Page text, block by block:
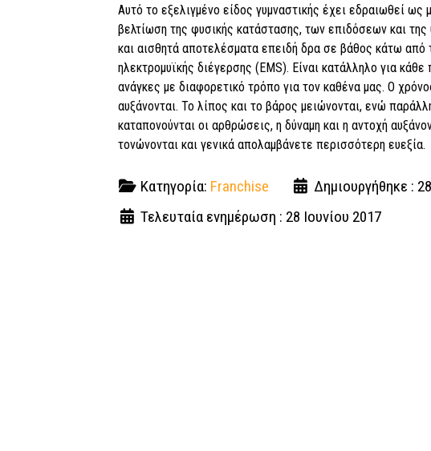
Αυτό το εξελιγμένο είδος γυμναστικής έχει εδραιωθεί ως
βελτίωση της φυσικής κατάστασης, των επιδόσεων και
και αισθητά αποτελέσματα επειδή δρα σε βάθος κάτω
ηλεκτρομυϊκής διέγερσης (EMS). Είναι κατάλληλο για
ανάγκες με διαφορετικό τρόπο για τον καθένα μας. Ο
αυξάνονται. Το λίπος και το βάρος μειώνονται, ενώ
καταπονούνται οι αρθρώσεις, η δύναμη και η αντοχή
τονώνονται και γενικά απολαμβάνετε περισσότερη ευεξία.
Κατηγορία: Franchise
Δημιουργήθηκε :
Τελευταία ενημέρωση : 28 Ιουνίου 2017